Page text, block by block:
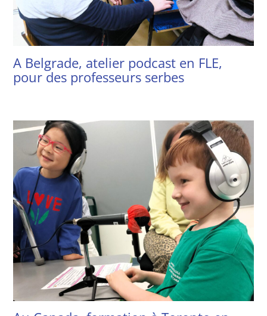
A Belgrade, atelier podcast en FLE,
pour des professeurs serbes